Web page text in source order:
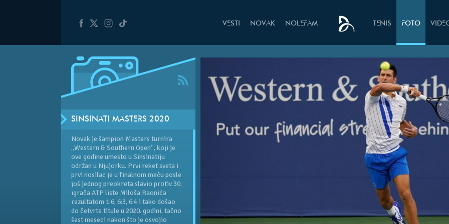
VESTI NOVAK NOLEFAM TENIS FOTO
SINSINATI MASTERS 2020
Novak je šampion Masters turnira
„Western & Southern Open“, koji je
ove godine umesto u Sinsinatiju
održan u Njujorku. Prvi reket sveta i
prvi nosilac je u finalnom meču posle
još jednog preokreta slavio protiv 30.
igrača ATP liste Miloša Raonića
rezultatom 1:6, 6:3, 6:4 i tako došao
do četvrte titule u 2020. godini, tačno
šest meseci nakon što je osvojio